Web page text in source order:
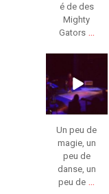
é de des
Mighty
Gators ...
eslg
Nov 7
Un peu de
magie, un
peu de
danse, un
peu de ...